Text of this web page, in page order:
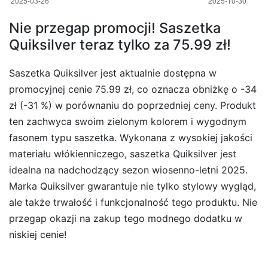
Nie przegap promocji! Saszetka
Quiksilver teraz tylko za 75.99 zł!
Saszetka Quiksilver jest aktualnie dostępna w
promocyjnej cenie 75.99 zł, co oznacza obniżkę o -34
zł (-31 %) w porównaniu do poprzedniej ceny. Produkt
ten zachwyca swoim zielonym kolorem i wygodnym
fasonem typu saszetka. Wykonana z wysokiej jakości
materiału włókienniczego, saszetka Quiksilver jest
idealna na nadchodzący sezon wiosenno-letni 2025.
Marka Quiksilver gwarantuje nie tylko stylowy wygląd,
ale także trwałość i funkcjonalność tego produktu. Nie
przegap okazji na zakup tego modnego dodatku w
niskiej cenie!